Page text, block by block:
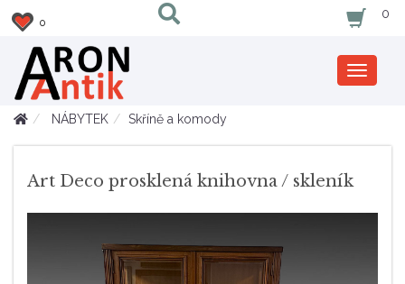
0
0
Zobrazit
nabidku
NÁBYTEK
Skříně a komody
Art Deco prosklená knihovna / skleník